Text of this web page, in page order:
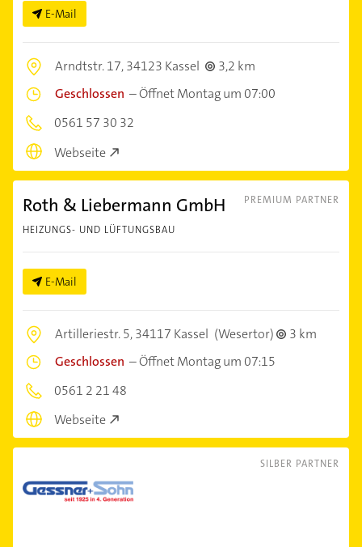
E-Mail
Arndtstr. 17,34123 Kassel
3,2 km
Geschlossen –Öffnet Montag um 07:00
0561 57 30 32
Webseite
PREMIUM PARTNER
Roth & Liebermann GmbH
HEIZUNGS- UND LÜFTUNGSBAU
E-Mail
Artilleriestr. 5,34117 Kassel (Wesertor)
3 km
Geschlossen –Öffnet Montag um 07:15
0561 2 21 48
Webseite
SILBER PARTNER